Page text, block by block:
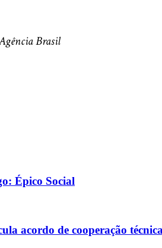
Brasil
Épico Social
acordo de cooperação